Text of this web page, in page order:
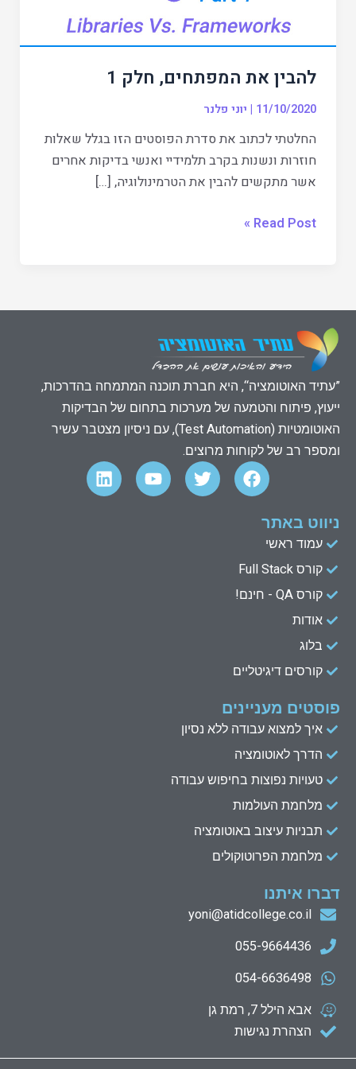
להבין את המפתחים, חלק 1
11/10/2020
| יוני פלנר
החלטתי לכתוב את סדרת הפוסטים הזו בגלל שאלות
חוזרות ונשנות בקרב תלמידיי ואנשי בדיקות אחרים
אשר מתקשים להבין את הטרמינולוגיה, […]
Read Post »
”עתיד האוטומציה“, היא חברת תוכנה המתמחה בהדרכות,
ייעוץ, פיתוח והטמעה של מערכות בתחום של הבדיקות
האוטומטיות (Test Automation), עם ניסיון מצטבר עשיר
ומספר רב של לקוחות מרוצים.
F
a
c
o
k
T
w
i
Y
o
u
L
i
n
ניווט באתר
עמוד ראשי
קורס Full Stack
קורס QA - חינם!
אודות
בלוג
קורסים דיגיטליים
פוסטים מעניינים
איך למצוא עבודה ללא נסיון
הדרך לאוטומציה
טעויות נפוצות בחיפוש עבודה
מלחמת העולמות
תבניות עיצוב באוטומציה
מלחמת הפרוטוקולים
דברו איתנו
yoni@atidcollege.co.il
055-9664436
054-6636498
אבא הילל 7, רמת גן
הצהרת נגישות